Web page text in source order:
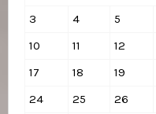
3
4 5
10
11 12
17
18 19
24
25 26